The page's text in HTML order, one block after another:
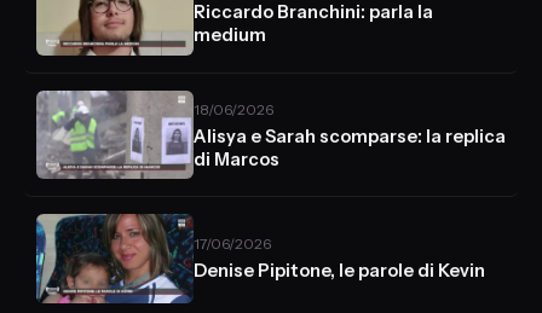
Riccardo Branchini: parla la
medium
18/06/2026
Alisya e Sarah scomparse: la replica
di Marcos
17/06/2026
Denise Pipitone, le parole di Kevin